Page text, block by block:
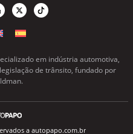
em indústria automotiva,
de trânsito, fundado por
a autopapo.com.br